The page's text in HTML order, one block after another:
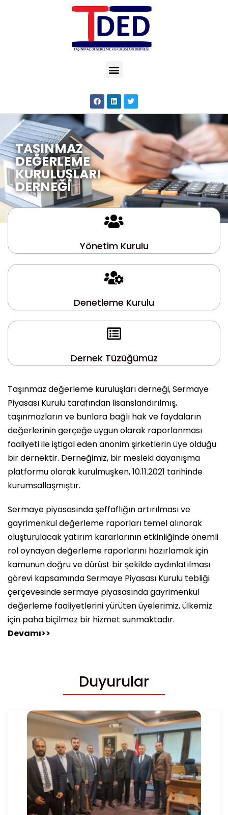
TAŞINMAZ
DEĞERLEME
KURULUŞLARI
DERNEĞİ
Yönetim Kurulu
Denetleme Kurulu
Dernek Tüzüğümüz
Taşınmaz değerleme kuruluşları derneği, Sermaye
Piyasası Kurulu tarafından lisanslandırılmış,
taşınmazların ve bunlara bağlı hak ve faydaların
değerlerinin gerçeğe uygun olarak raporlanması
faaliyeti ile iştigal eden anonim şirketlerin üye olduğu
bir dernektir. Derneğimiz, bir mesleki dayanışma
platformu olarak kurulmuşken, 10.11.2021 tarihinde
kurumsallaşmıştır.
Sermaye piyasasında şeffaflığın artırılması ve
gayrimenkul değerleme raporları temel alınarak
oluşturulacak yatırım kararlarının etkinliğinde önemli
rol oynayan değerleme raporlarını hazırlamak için
kamunun doğru ve dürüst bir şekilde aydınlatılması
görevi kapsamında Sermaye Piyasası Kurulu tebliği
çerçevesinde sermaye piyasasında gayrimenkul
değerleme faaliyetlerini yürüten üyelerimiz, ülkemiz
için paha biçilmez bir hizmet sunmaktadır.
Devamı>>
Duyurular